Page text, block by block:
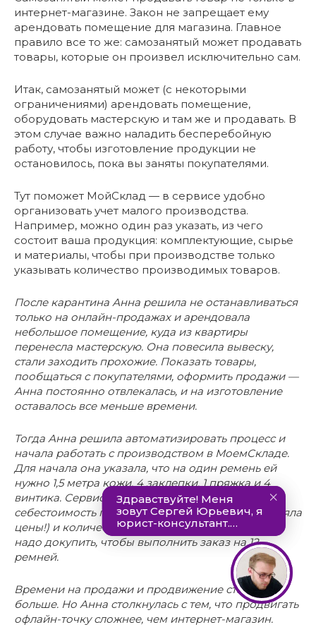
интернет-магазине. Закон не запрещает ему
арендовать помещение для магазина. Главное
правило все то же: самозанятый может продавать
товары, которые он произвел исключительно сам.
Итак, самозанятый может (с некоторыми
ограничениями) арендовать помещение,
оборудовать мастерскую и там же и продавать. В
этом случае важно наладить бесперебойную
работу, чтобы изготовление продукции не
остановилось, пока вы заняты покупателями.
Тут поможет МойСклад — в сервисе удобно
организовать учет малого производства.
Например, можно один раз указать, из чего
состоит ваша продукция: комплектующие, сырье
и материалы, чтобы при производстве только
указывать количество производимых товаров.
После карантина Анна решила не останавливаться
только на онлайн-продажах и арендовала
небольшое помещение, куда из квартиры
перенесла мастерскую. Она повесила вывеску,
стали заходить прохожие. Показать товары,
пообщаться с покупателями, оформить продажи —
Анна постоянно отвлекалась, и на изготовление
оставалось все меньше времени.
Тогда Анна решила автоматизировать процесс и
начала работать с производством в МоемСкладе.
Для начала она указала, что на один ремень ей
нужно 1,5 метра кожи, 4 заклепки, 1 пряжка и 4
винтика. Сервис автоматически посчитал
себестоимость готового ремня (Анна даже подняла
цены!) и количество кожи и фурнитуры, которое
надо докупить, чтобы выполнить заказ на 12
ремней.
Времени на продажи и продвижение стало
больше. Но Анна столкнулась с тем, что продвигать
офлайн-точку сложнее, чем интернет-магазин.